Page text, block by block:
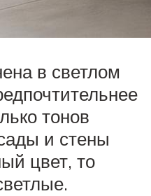
в светлом
тонов
и стены
цвет, то